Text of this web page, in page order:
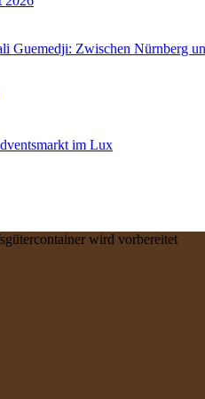
Guemedji: Zwischen Nürnberg
im Lux